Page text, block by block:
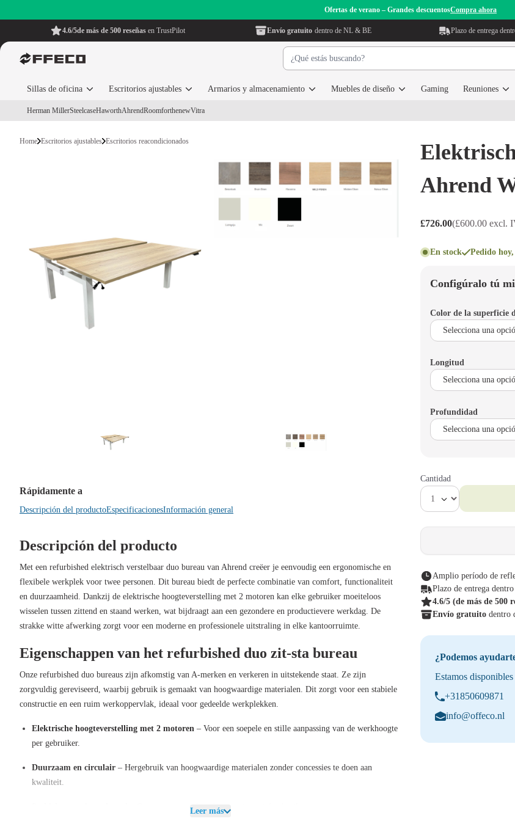
Ofertas de verano – Grandes descuentosCompra ahora
4.6/5de más de 500 reseñasen TrustPilot Envío gratuito dentro de NL & BE Plazo de entrega
Sillas de oficina Escritorios ajustables Armarios y almacenamiento Muebles de diseño Gaming Reuniones
Herman MillerSteelcaseHaworthAhrendRoomforthenewVitra
Home Escritorios ajustables Escritorios reacondicionados
Ahrend
£726.00(£600.00 excl.
En stock Pedido
Configúralo tú
Color de la superficie
Longitud
Profundidad
Cantidad
Amplio período de
Plazo de entrega
4.6/5 (de más de 500
Envío gratuito dentro
¿Podemos
Estamos
+31850609871
info@offeco.nl
Rápidamente a
Descripción del productoEspecificacionesInformación general
Descripción del producto
Met een refurbished elektrisch verstelbaar duo bureau van Ahrend creëer je eenvoudig een ergonomische en
flexibele werkplek voor twee personen. Dit bureau biedt de perfecte combinatie van comfort, functionaliteit
en duurzaamheid. Dankzij de elektrische hoogteverstelling met 2 motoren kan elke gebruiker moeiteloos
wisselen tussen zittend en staand werken, wat bijdraagt aan een gezondere en productievere werkdag. De
strakke witte afwerking zorgt voor een moderne en professionele uitstraling in elke kantoorruimte.
Eigenschappen van het refurbished duo zit-sta bureau
Onze refurbished duo bureaus zijn afkomstig van A-merken en verkeren in uitstekende staat. Ze zijn
zorgvuldig gereviseerd, waarbij gebruik is gemaakt van hoogwaardige materialen. Dit zorgt voor een stabiele
constructie en een ruim werkoppervlak, ideaal voor gedeelde werkplekken.
Elektrische hoogteverstelling met 2 motoren – Voor een soepele en stille aanpassing van de werkhoogte
per gebruiker.
Duurzaam en circulair – Hergebruik van hoogwaardige materialen zonder concessies te doen aan
kwaliteit.
– Ontworpen voor langdurig en intensief gebruik.
Leer más